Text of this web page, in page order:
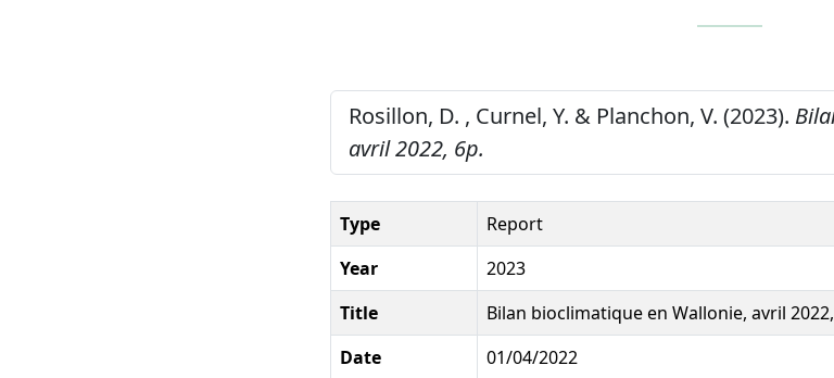
Rosillon, D. , Curnel, Y. & Planchon, V. (2023).
avril 2022, 6p.
Type
Report
Year
2023
Title
Bilan bioclimatique en Wallonie, avril
Date
01/04/2022